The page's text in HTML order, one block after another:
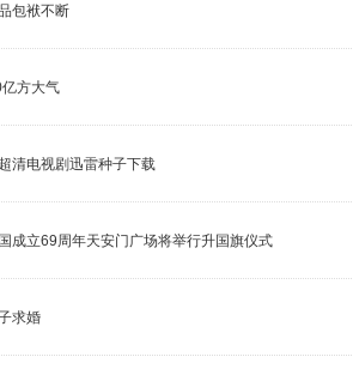
包袱不断
方大气
清电视剧迅雷种子下载
成立69周年天安门广场将举行升国旗仪式
求婚